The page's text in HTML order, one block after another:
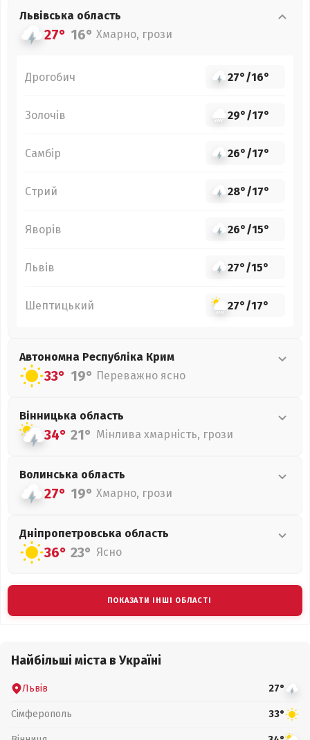
Львівська область
27° 16° Хмарно, грози
Дрогобич 27°/16°
Золочів 29°/17°
Самбір 26°/17°
Стрий 28°/17°
Яворів 26°/15°
Львів 27°/15°
Шептицький 27°/17°
Автономна Республіка Крим
33° 19° Переважно ясно
Вінницька область
34° 21° Мінлива хмарність, грози
Волинська область
27° 19° Хмарно, грози
Дніпропетровська область
36° 23° Ясно
ПОКАЗАТИ ІНШІ ОБЛАСТІ
Найбільші міста в Україні
Львів 27°
Сімферополь 33°